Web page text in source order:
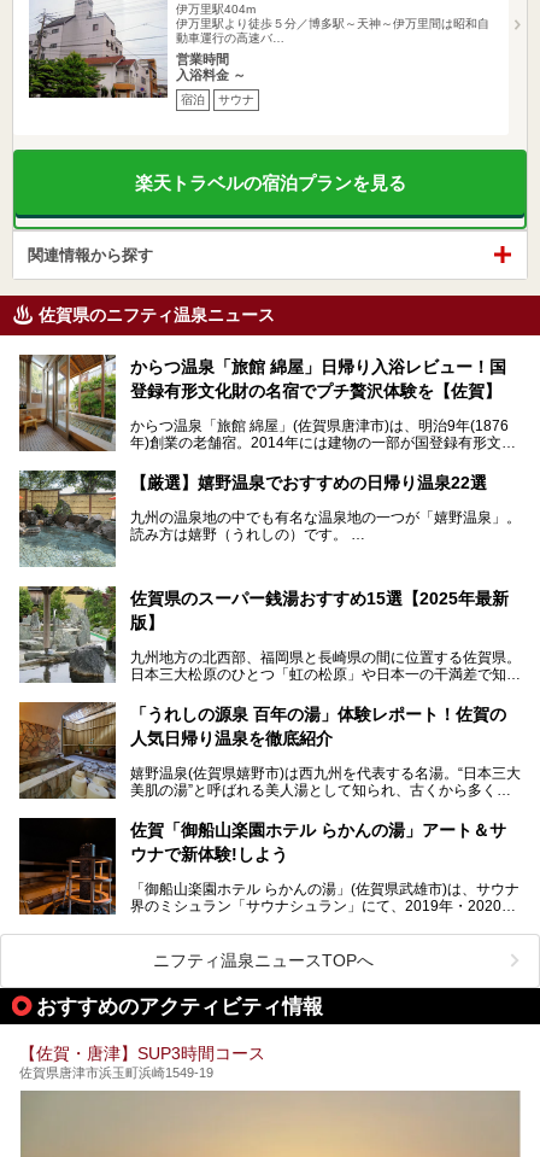
伊万里駅404m
伊万里駅より徒歩５分／博多駅～天神～伊万里間は昭和自
動車運行の高速バ…
営業時間
入浴料金 ～
宿泊 サウナ
楽天トラベルの宿泊プランを見る
関連情報から探す
佐賀県のニフティ温泉ニュース
からつ温泉「旅館 綿屋」日帰り入浴レビュー！国
登録有形文化財の名宿でプチ贅沢体験を【佐賀】
からつ温泉「旅館 綿屋」(佐賀県唐津市)は、明治9年(1876
年)創業の老舗宿。2014年には建物の一部が国登録有形文化
しかし良質の自家源泉を所有し、日帰り入浴が可能な点はあ
まり知られていません。近寄りがたいほどの敷居の高いイメ
ージとは反して、実は温かみある接客が特徴の名宿です。
文化財のラグジュアリー名宿で、お得にプチ贅沢体験を。今
【厳選】嬉野温泉でおすすめの日帰り温泉22選
九州の温泉地の中でも有名な温泉地の一つが「嬉野温泉」。
読み方は嬉野（うれしの）です。
り、「美肌祈願」ができる豊玉姫神社があったりと見どころ
満載。
温泉も日帰り温泉施設から老舗の旅館までバラエティに富ん
でいて、老若男女、家族からカップルまで満喫できます。
時間がゆっくりと流れ、観光も楽しめる嬉野温泉、その中で
も人気の日帰り温泉を紹介します！
泉質はもちろん、施設も充実している所が多く、いくつも回
りたい場所ばかりですよ。
佐賀県のスーパー銭湯おすすめ15選【2025年最新
版】
九州地方の北西部、福岡県と長崎県の間に位置する佐賀県。
日本三大松原のひとつ「虹の松原」や日本一の干満差で知ら
魅力です。有田焼や伊万里焼、唐津焼などのやきものが盛ん
なことでも知られています。
佐賀県にはまた、嬉野温泉や武雄温泉を筆頭に数多くの温泉
と言われるほど。今回は、そんな佐賀県で特におすすめのス
ーパー銭湯をピックアップしました。
「うれしの源泉 百年の湯」体験レポート！佐賀の
人気日帰り温泉を徹底紹介
嬉野温泉(佐賀県嬉野市)は西九州を代表する名湯。“日本三大
美肌の湯”と呼ばれる美人湯として知られ、古くから多くの
中でも「うれしの源泉 百年の湯」は、嬉野温泉では数少な
い日帰り入浴専門施設のひとつ。多くの常連客や観光客に親
しまれています。
今回は、地元九州在住のニフティ温泉ライターである筆者が
「うれしの源泉 百年の湯」を現地体験。定番の大浴場をは
提供元：うれしの源泉 百年の湯【PR】
この記事はうれしの源泉 百年の湯のPRレポート記事です。
佐賀「御船山楽園ホテル らかんの湯」アート＆サ
ウナで新体験!しよう
「御船山楽園ホテル らかんの湯」(佐賀県武雄市)は、サウナ
界のミシュラン「サウナシュラン」にて、2019年・2020
一のサウナと言っても過言ではありません。
今回は、その大注目のサウナと温泉入浴施設を、男女別浴室
ごとに現地取材してきました！ さらには、御船山楽園で同
時開催中のチームラボ作品展も併せてご紹介。アート＆サウ
ナというかつてどこにも無かった組み合わせで、新体験!し
ニフティ温泉ニュースTOPへ
おすすめのアクティビティ情報
【佐賀・唐津】SUP3時間コース
佐賀県唐津市浜玉町浜崎1549-19